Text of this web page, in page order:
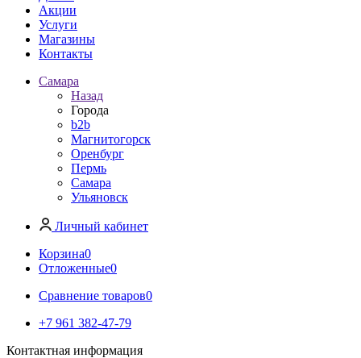
Акции
Услуги
Магазины
Контакты
Самара
Назад
Города
b2b
Магнитогорск
Оренбург
Пермь
Самара
Ульяновск
Личный кабинет
Корзина0
Отложенные0
Сравнение товаров0
+7 961 382-47-79
Контактная информация